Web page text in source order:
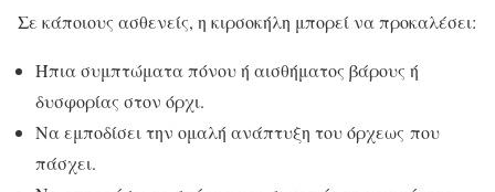
Σε κάποιους ασθενείς, η κιρσοκήλη μπορεί να προκαλέσει:
Ήπια συμπτώματα πόνου ή αισθήματος βάρους ή
δυσφορίας στον όρχι.
Να εμποδίσει την ομαλή ανάπτυξη του όρχεως που
πάσχει.